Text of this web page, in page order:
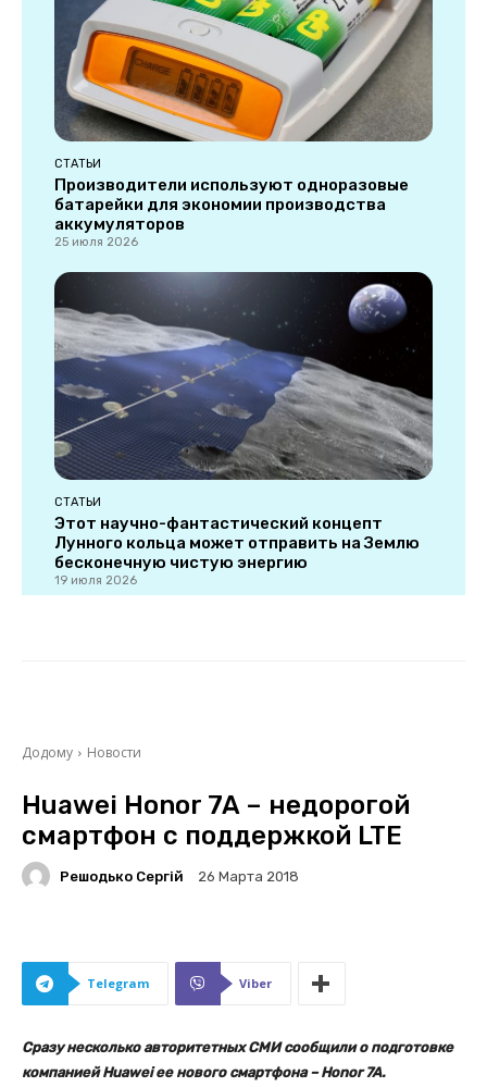
СТАТЬИ
Производители используют одноразовые
батарейки для экономии производства
аккумуляторов
25 июля 2026
СТАТЬИ
Этот научно-фантастический концепт
Лунного кольца может отправить на Землю
бесконечную чистую энергию
19 июля 2026